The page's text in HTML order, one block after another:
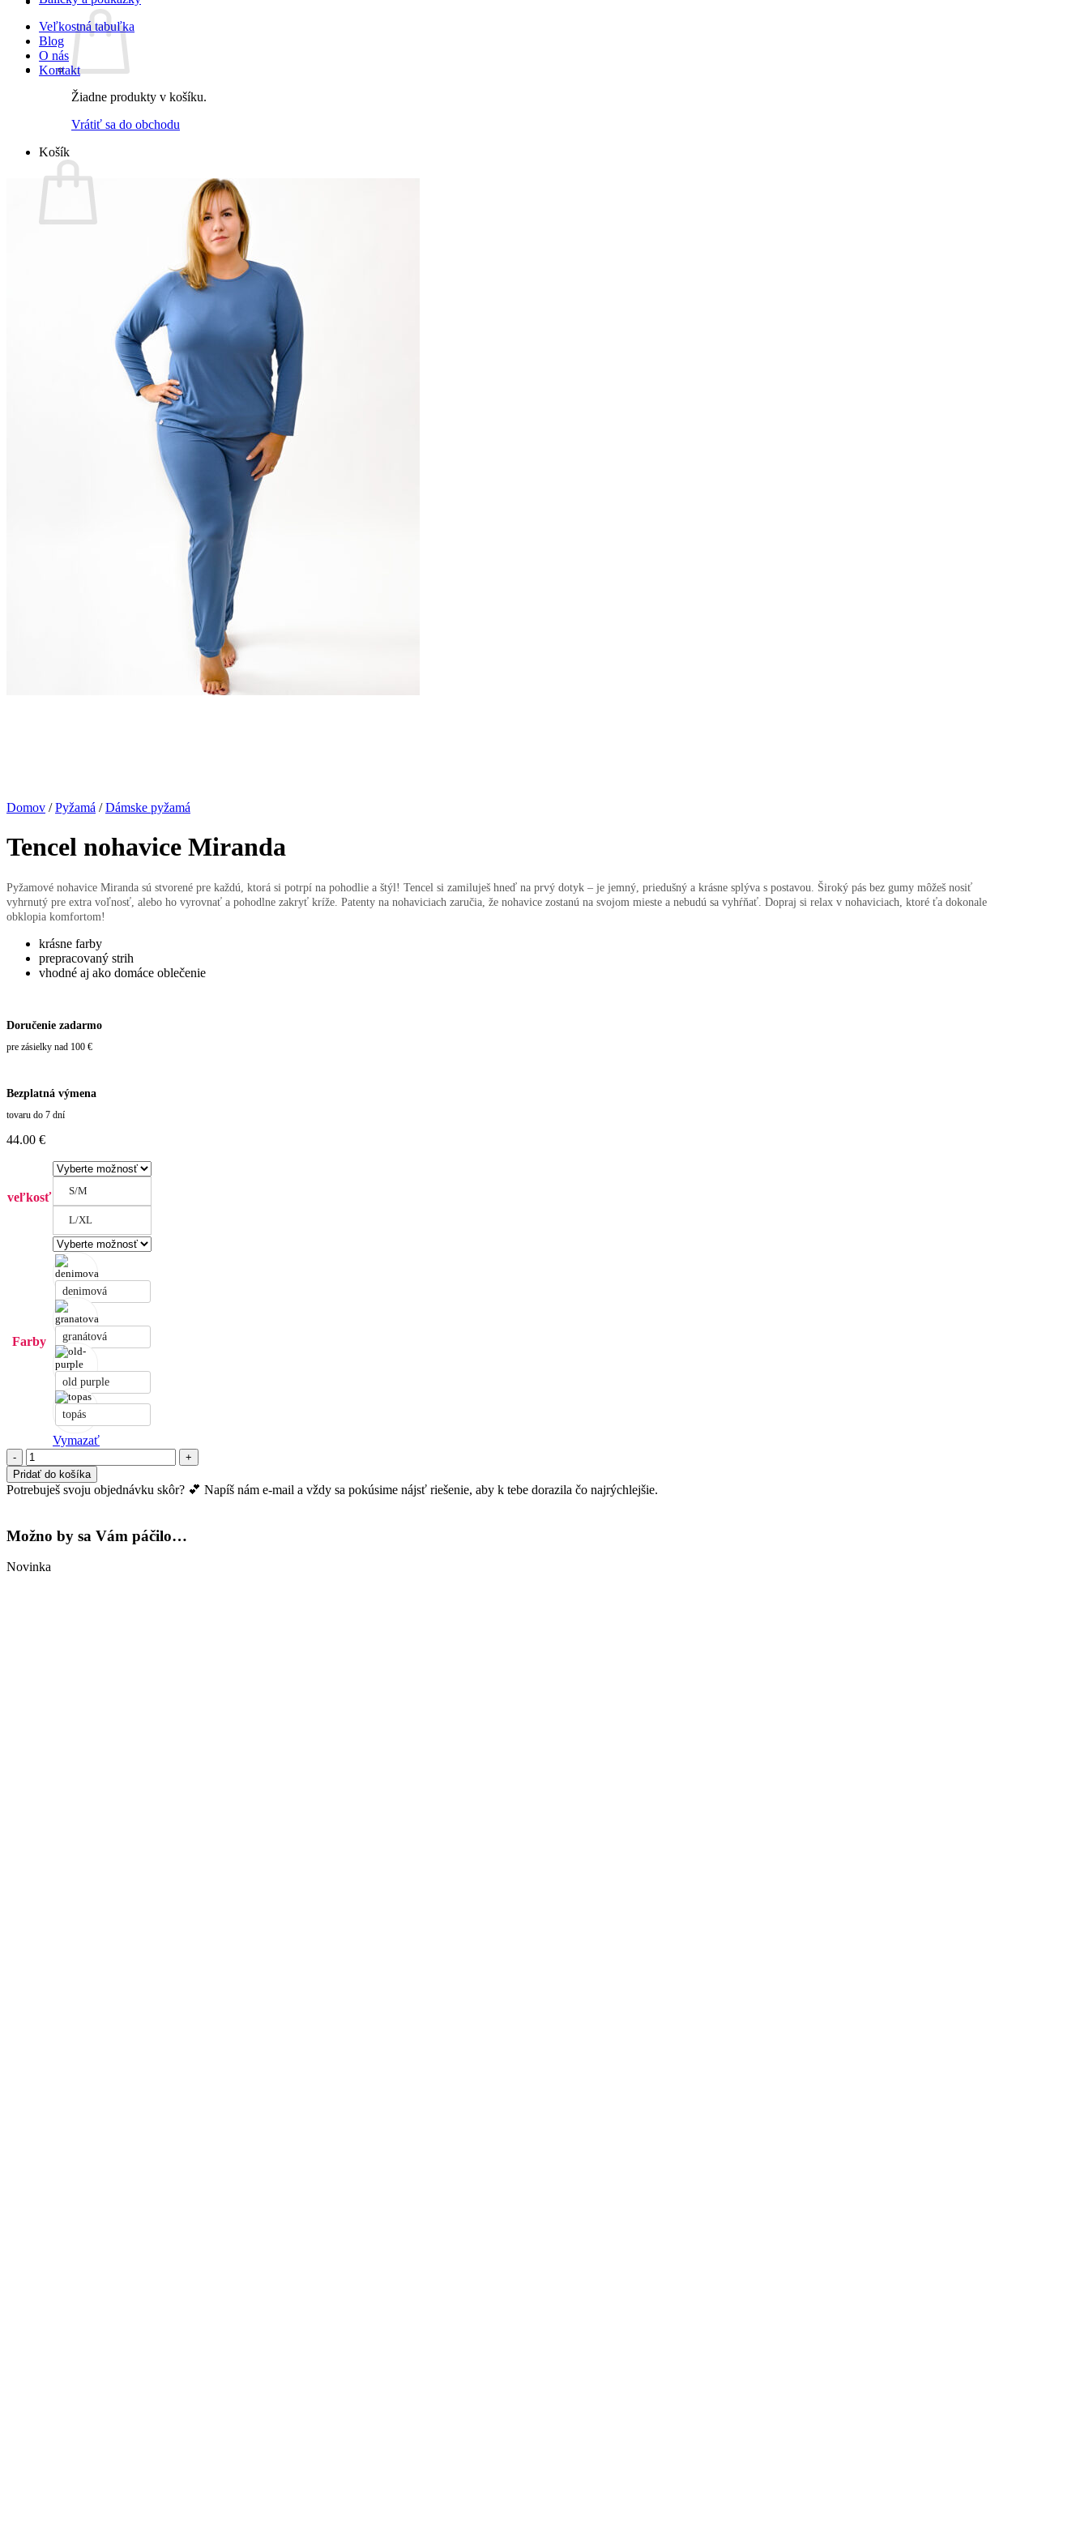
Žiadne produkty v košíku.
Vrátiť sa do obchodu
Košík
Veľkostná tabuľka
Blog
O nás
Kontakt
Domov / Pyžamá / Dámske pyžamá
Tencel nohavice Miranda
Pyžamové nohavice Miranda sú stvorené pre každú, ktorá si potrpí na pohodlie a štýl! Tencel si zamiluješ hneď na prvý dotyk – je jemný, priedušný a krásne splýva s postavou. Široký pás bez gumy môžeš nosiť
vyhrnutý pre extra voľnosť, alebo ho vyrovnať a pohodlne zakryť kríže. Patenty na nohaviciach zaručia, že nohavice zostanú na svojom mieste a nebudú sa vyhŕňať. Dopraj si relax v nohaviciach, ktoré ťa dokonale
obklopia komfortom!
krásne farby
prepracovaný strih
vhodné aj ako domáce oblečenie
Doručenie zadarmo
pre zásielky nad 100 €
Bezplatná výmena
tovaru do 7 dní
44.00 €
veľkosť S/M
L/XL
Farby
denimová
granátová
old purple
topás
Vymazať
množstvo
Tencel
nohavice
Miranda
Pridať do košíka
Potrebuješ svoju objednávku skôr? 💕 Napíš nám e-mail a vždy sa pokúsime nájsť riešenie, aby k tebe dorazila čo najrýchlejšie.
Možno by sa Vám páčilo…
Novinka